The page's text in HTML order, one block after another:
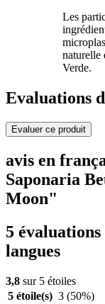
Les
naturelle
Verde.
Evaluations
Evaluer ce produit
avis en
Saponaria
Moon"
5
langues
3,8 sur 5 étoiles
5 étoile(s) 3 (50%)